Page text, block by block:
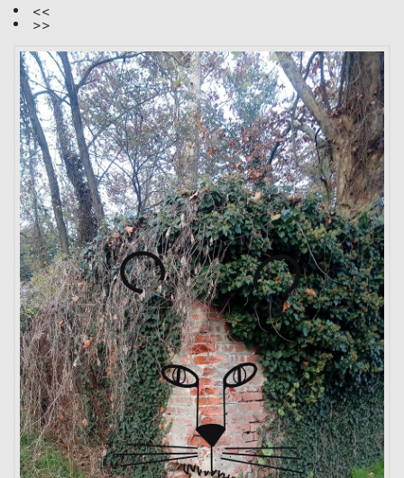
<<
>>